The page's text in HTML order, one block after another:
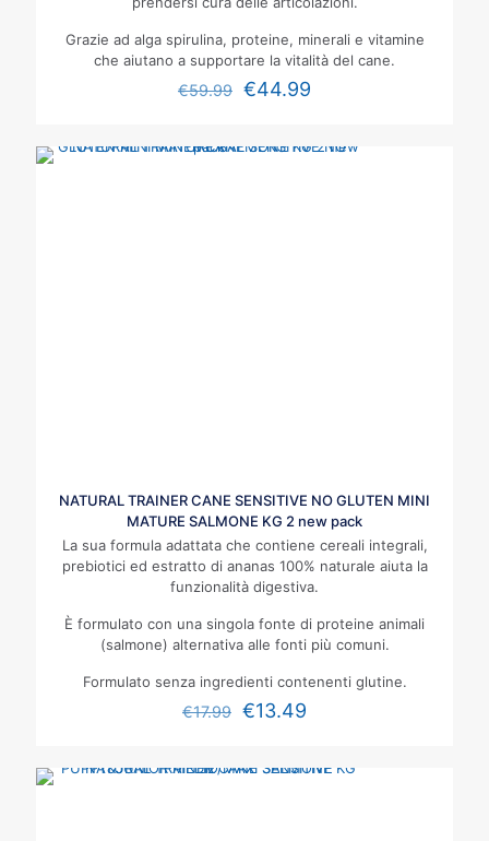
Grazie ad alga spirulina, proteine, minerali e vitamine
che aiutano a supportare la vitalità del cane.
€59.99 €44.99
NATURAL TRAINER CANE SENSITIVE NO GLUTEN MINI
MATURE SALMONE KG 2 new pack
La sua formula adattata che contiene cereali integrali,
prebiotici ed estratto di ananas 100% naturale aiuta la
funzionalità digestiva.
È formulato con una singola fonte di proteine animali
(salmone) alternativa alle fonti più comuni.
Formulato senza ingredienti contenenti glutine.
€17.99 €13.49